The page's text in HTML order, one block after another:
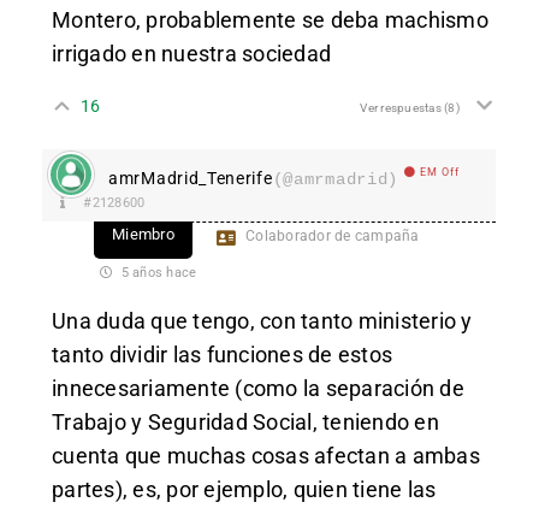
Montero, probablemente se deba machismo
irrigado en nuestra sociedad
16 Ver respuestas(8)
amrMadrid_Tenerife(@amrmadrid) EM Off
#2128600
Miembro Colaborador de campaña
5 años hace
Una duda que tengo, con tanto ministerio y
tanto dividir las funciones de estos
innecesariamente (como la separación de
Trabajo y Seguridad Social, teniendo en
cuenta que muchas cosas afectan a ambas
partes), es, por ejemplo, quien tiene las